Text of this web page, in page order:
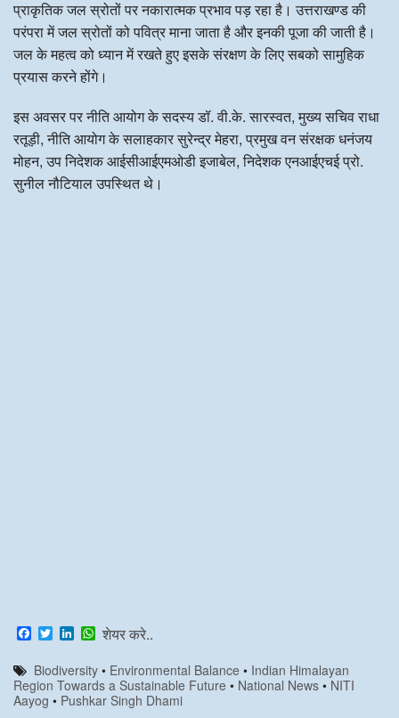
प्राकृतिक जल स्रोतों पर नकारात्मक प्रभाव पड़ रहा है। उत्तराखण्ड की
परंपरा में जल स्रोतों को पवित्र माना जाता है और इनकी पूजा की जाती है।
जल के महत्व को ध्यान में रखते हुए इसके संरक्षण के लिए सबको सामुहिक
प्रयास करने होंगे।
इस अवसर पर नीति आयोग के सदस्य डॉ. वी.के. सारस्वत, मुख्य सचिव राधा
रतूड़ी, नीति आयोग के सलाहकार सुरेन्द्र मेहरा, प्रमुख वन संरक्षक धनंजय
मोहन, उप निदेशक आईसीआईएमओडी इजाबेल, निदेशक एनआईएचई प्रो.
सुनील नौटियाल उपस्थित थे।
F
a
c
e
b
o
T
w
t
e
L
k
e
d
W
t
s
A
शेयर करे..
Biodiversity • Environmental Balance • Indian Himalayan
Region Towards a Sustainable Future • National News • NITI
Aayog • Pushkar Singh Dhami